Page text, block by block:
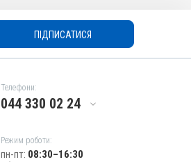
ПІДПИСАТИСЯ
Телефони:
044 330 02 24
Режим роботи:
пн-пт: 08:30–16:30